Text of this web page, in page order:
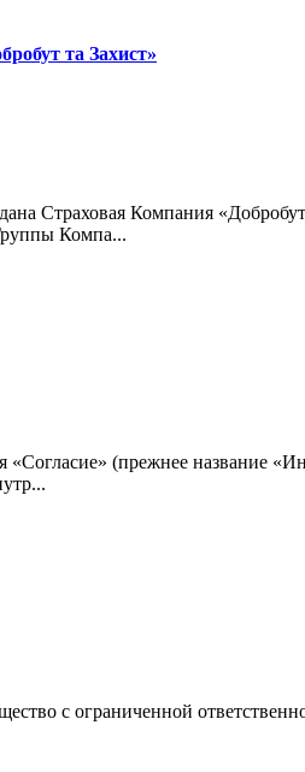
та Захист»
Страховая Компания
Компа...
(прежнее название
с ограниченной